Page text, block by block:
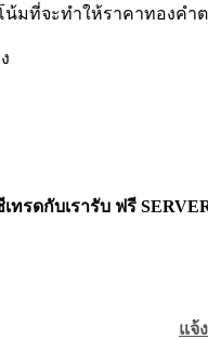
ที่จะทำให้ราคาทองคำ
ทรดกับเรารับ ฟรี
แจ้